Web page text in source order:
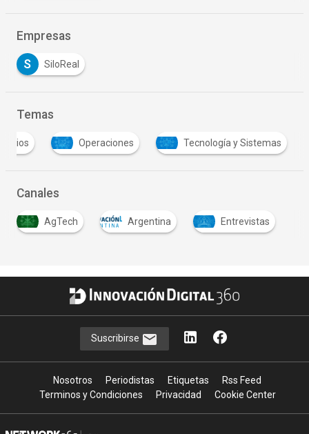
Empresas
S SiloReal
Temas
Operaciones Tecnología y Sistemas
Canales
AgTech Argentina Entrevistas
Suscribirse
Nosotros Periodistas Etiquetas
Rss Feed
Terminos y Condiciones
Privacidad Cookie Center